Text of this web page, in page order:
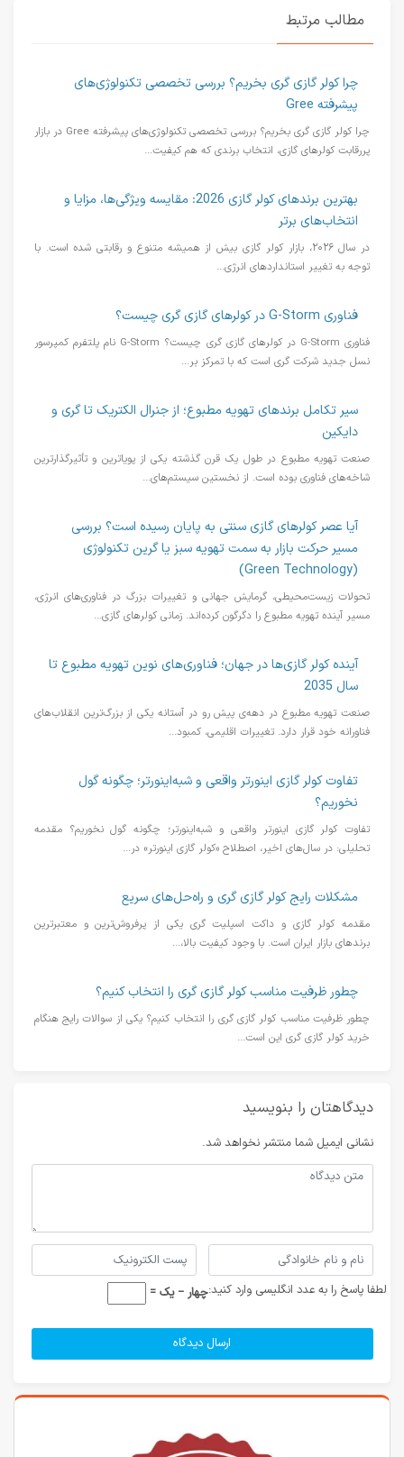
مطالب مرتبط
چرا کولر گازی گری بخریم؟ بررسی تخصصی تکنولوژی‌های
پیشرفته Gree
چرا کولر گازی گری بخریم؟ بررسی تخصصی تکنولوژی‌های پیشرفته Gree در بازار
پررقابت کولرهای گازی، انتخاب برندی که هم کیفیت...
بهترین برندهای کولر گازی 2026: مقایسه ویژگی‌ها، مزایا و
انتخاب‌های برتر
در سال ۲۰۲۶، بازار کولر گازی بیش از همیشه متنوع و رقابتی شده است. با
توجه به تغییر استانداردهای انرژی...
فناوری G-Storm در کولرهای گازی گری چیست؟
فناوری G-Storm در کولرهای گازی گری چیست؟ G-Storm نام پلتفرم کمپرسور
نسل جدید شرکت گری است که با تمرکز بر...
سیر تکامل برندهای تهویه مطبوع؛ از جنرال الکتریک تا گری و
دایکین
صنعت تهویه مطبوع در طول یک قرن گذشته یکی از پویاترین و تأثیرگذارترین
شاخه‌های فناوری بوده است. از نخستین سیستم‌های...
آیا عصر کولرهای گازی سنتی به پایان رسیده است؟ بررسی
مسیر حرکت بازار به سمت تهویه سبز یا گرین تکنولوژی
(Green Technology)
تحولات زیست‌محیطی، گرمایش جهانی و تغییرات بزرگ در فناوری‌های انرژی،
مسیر آینده تهویه مطبوع را دگرگون کرده‌اند. زمانی کولرهای گازی...
آینده کولر گازی‌ها در جهان؛ فناوری‌های نوین تهویه مطبوع تا
سال 2035
صنعت تهویه مطبوع در دهه‌ی پیش رو در آستانه یکی از بزرگ‌ترین انقلاب‌های
فناورانه خود قرار دارد. تغییرات اقلیمی، کمبود...
تفاوت کولر گازی اینورتر واقعی و شبه‌اینورتر؛ چگونه گول
نخوریم؟
تفاوت کولر گازی اینورتر واقعی و شبه‌اینورتر؛ چگونه گول نخوریم؟ مقدمه
تحلیلی: در سال‌های اخیر، اصطلاح «کولر گازی اینورتر» در...
مشکلات رایج کولر گازی گری و راه‌حل‌های سریع
مقدمه کولر گازی و داکت اسپلیت گری یکی از پرفروش‌ترین و معتبرترین
برندهای بازار ایران است. با وجود کیفیت بالا،...
چطور ظرفیت مناسب کولر گازی گری را انتخاب کنیم؟
چطور ظرفیت مناسب کولر گازی گری را انتخاب کنیم؟ یکی از سوالات رایج هنگام
خرید کولر گازی گری این است...
دیدگاهتان را بنویسید
نشانی ایمیل شما منتشر نخواهد شد.
لطفا پاسخ را به عدد انگلیسی وارد کنید:چهار − یک =